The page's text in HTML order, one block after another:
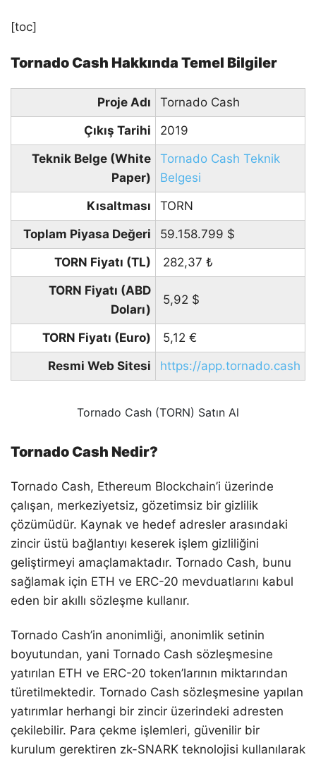
[toc]
Tornado Cash Hakkında Temel Bilgiler
Proje Adı
Tornado Cash
Çıkış Tarihi
2019
Teknik Belge (White
Paper)
Tornado Cash Teknik
Belgesi
Kısaltması
TORN
Toplam Piyasa Değeri
59.158.799 $
TORN Fiyatı (TL)
282,37 ₺
TORN Fiyatı (ABD
Doları)
5,92 $
TORN Fiyatı (Euro) 5,12 €
Resmi Web Sitesi
https://app.tornado.cash
Tornado Cash (TORN) Satın Al
Tornado Cash Nedir?
Tornado Cash, Ethereum Blockchain’i üzerinde
çalışan, merkeziyetsiz, gözetimsiz bir gizlilik
çözümüdür. Kaynak ve hedef adresler arasındaki
zincir üstü bağlantıyı keserek işlem gizliliğini
geliştirmeyi amaçlamaktadır. Tornado Cash, bunu
sağlamak için ETH ve ERC-20 mevduatlarını kabul
eden bir akıllı sözleşme kullanır.
Tornado Cash’in anonimliği, anonimlik setinin
boyutundan, yani Tornado Cash sözleşmesine
yatırılan ETH ve ERC-20 token’larının miktarından
türetilmektedir. Tornado Cash sözleşmesine yapılan
yatırımlar herhangi bir zincir üzerindeki adresten
çekilebilir. Para çekme işlemleri, güvenilir bir
kurulum gerektiren zk-SNARK teknolojisi kullanılarak